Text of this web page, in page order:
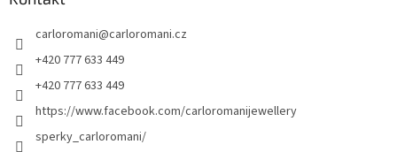
carloromani@carloromani.cz
+420 777 633 449
+420 777 633 449
https://www.facebook.com/carloromanijewellery
sperky_carloromani/